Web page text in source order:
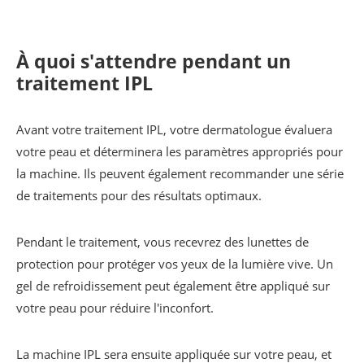
À quoi s'attendre pendant un
traitement IPL
Avant votre traitement IPL, votre dermatologue évaluera
votre peau et déterminera les paramètres appropriés pour
la machine. Ils peuvent également recommander une série
de traitements pour des résultats optimaux.
Pendant le traitement, vous recevrez des lunettes de
protection pour protéger vos yeux de la lumière vive. Un
gel de refroidissement peut également être appliqué sur
votre peau pour réduire l'inconfort.
La machine IPL sera ensuite appliquée sur votre peau, et